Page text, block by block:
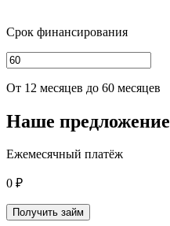
Срок финансирования
От 12 месяцев до 60 месяцев
Наше предложение
Ежемесячный платёж
0 ₽
Получить займ